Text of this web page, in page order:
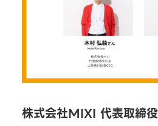
株式会社MIXI 代表取締